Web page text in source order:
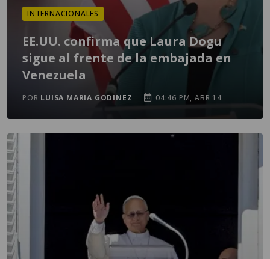
INTERNACIONALES
EE.UU. confirma que Laura Dogu
sigue al frente de la embajada en
Venezuela
POR LUISA MARIA GODINEZ 04:46 PM, ABR 14